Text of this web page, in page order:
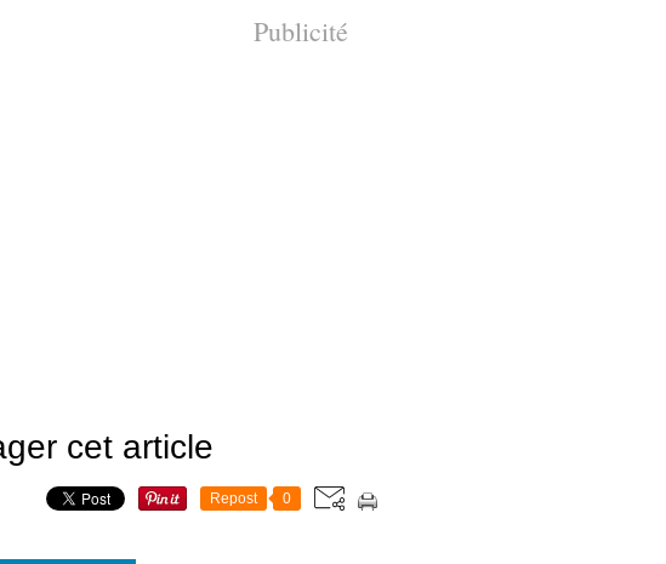
Publicité
cet article
Repost 0